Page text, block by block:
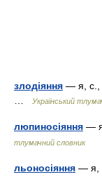
злодіяння — я, с.,
Український
люпиносіяння —
тлумачний словник
льоносіяння — я,